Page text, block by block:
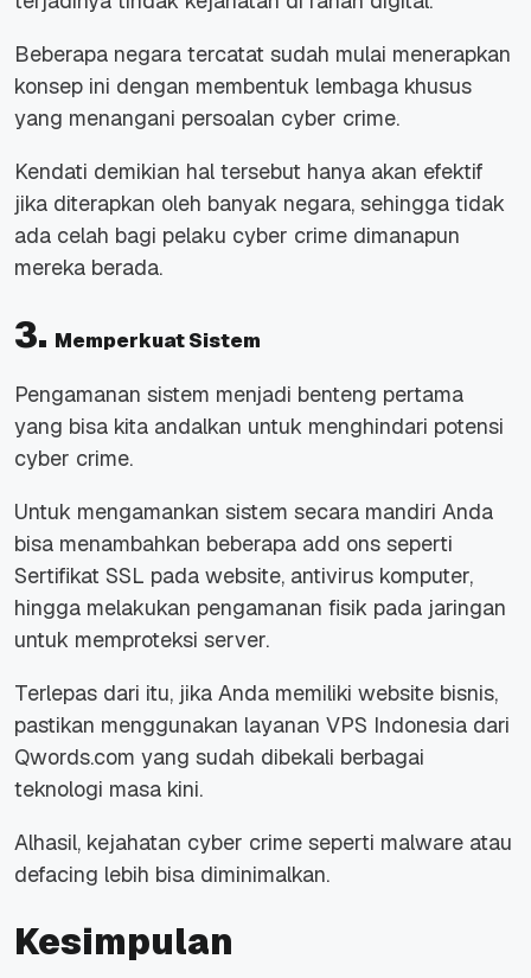
Beberapa negara tercatat sudah mulai menerapkan
konsep ini dengan membentuk lembaga khusus
yang menangani persoalan cyber crime.
Kendati demikian hal tersebut hanya akan efektif
jika diterapkan oleh banyak negara, sehingga tidak
ada celah bagi pelaku cyber crime dimanapun
mereka berada.
3. Memperkuat Sistem
Pengamanan sistem menjadi benteng pertama
yang bisa kita andalkan untuk menghindari potensi
cyber crime.
Untuk mengamankan sistem secara mandiri Anda
bisa menambahkan beberapa add ons seperti
Sertifikat SSL pada website, antivirus komputer,
hingga melakukan pengamanan fisik pada jaringan
untuk memproteksi server.
Terlepas dari itu, jika Anda memiliki website bisnis,
pastikan menggunakan layanan VPS Indonesia dari
Qwords.com yang sudah dibekali berbagai
teknologi masa kini.
Alhasil, kejahatan cyber crime seperti malware atau
defacing lebih bisa diminimalkan.
Kesimpulan